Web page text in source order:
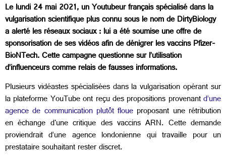
Le lundi 24 mai 2021, un Youtubeur français spécialisé dans la
vulgarisation scientifique plus connu sous le nom de DirtyBiology
a alerté les réseaux sociaux : lui a été soumise une offre de
sponsorisation de ses vidéos afin de dénigrer les vaccins Pfizer-
BioNTech. Cette campagne questionne sur l’utilisation
d’influenceurs comme relais de fausses informations.
Plusieurs vidéastes spécialisées dans la vulgarisation opérant sur
la plateforme YouTube ont reçu des propositions provenantd’une
agence de communication plutôt floue proposant une rétribution
en échange d'une critique des vaccins ARN. Cette demande
proviendrait d’une agence londonienne qui travaille pour un
prestataire souhaitant rester discret.